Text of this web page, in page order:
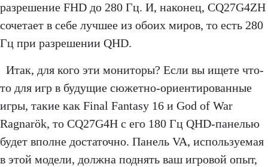
разрешение FHD до 280 Гц. И, наконец, CQ27G4ZH
сочетает в себе лучшее из обоих миров, то есть 280
Гц при разрешении QHD.
Итак, для кого эти мониторы? Если вы ищете что-
то для игр в будущие сюжетно-ориентированные
игры, такие как Final Fantasy 16 и God of War
Ragnarök, то CQ27G4H с его 180 Гц QHD-панелью
будет вполне достаточно. Панель VA, используемая
в этой модели, должна поднять ваш игровой опыт,